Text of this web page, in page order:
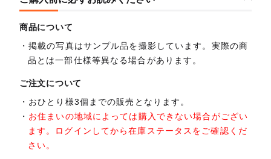
商品について
掲載の写真はサンプル品を撮影しています。実際の商
品とは一部仕様等異なる場合があります。
ご注文について
おひとり様3個までの販売となります。
お住まいの地域によっては購入できない場合がござい
ます。ログインしてから在庫ステータスをご確認くだ
さい。